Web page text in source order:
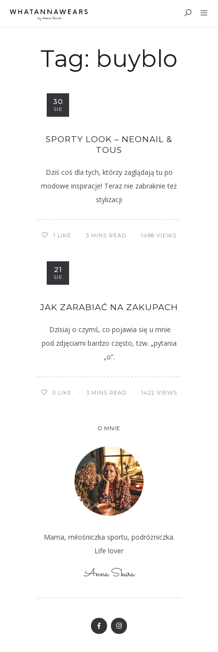
Tag: buyblo
30
SIE
SPORTY LOOK – NEONAIL &
TOUS
Dziś coś dla tych, którzy zaglądają tu po
modowe inspiracje! Teraz nie zabraknie też
stylizacji
1 LIKE 3 MINS READ 1498 VIEWS
21
SIE
JAK ZARABIAĆ NA ZAKUPACH
Dzisiaj o czymś, co pojawia się u mnie
pod zdjęciami bardzo często, tzw. „pytania
„o”.
0 LIKE 3 MINS READ 1422 VIEWS
O MNIE
Mama, miłośniczka sportu, podróżniczka.
Life lover
Anna Skura